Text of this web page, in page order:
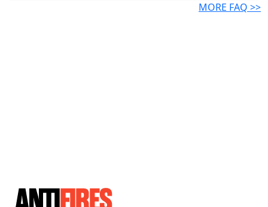
MORE FAQ >>